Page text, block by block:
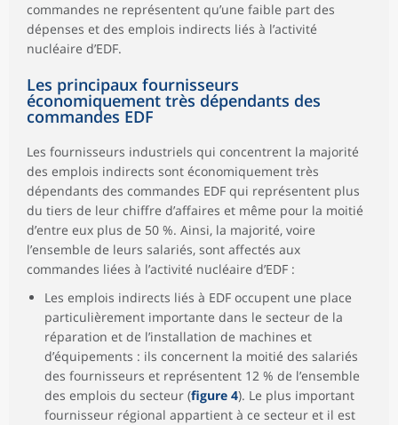
commandes ne représentent qu’une faible part des
dépenses et des emplois indirects liés à l’activité
nucléaire d’EDF.
Les principaux fournisseurs
économiquement très dépendants des
commandes EDF
Les fournisseurs industriels qui concentrent la majorité
des emplois indirects sont économiquement très
dépendants des commandes EDF qui représentent plus
du tiers de leur chiffre d’affaires et même pour la moitié
d’entre eux plus de 50 %. Ainsi, la majorité, voire
l’ensemble de leurs salariés, sont affectés aux
commandes liées à l’activité nucléaire d’EDF :
Les emplois indirects liés à EDF occupent une place
particulièrement importante dans le secteur de la
réparation et de l’installation de machines et
d’équipements : ils concernent la moitié des salariés
des fournisseurs et représentent 12 % de l’ensemble
des emplois du secteur (figure 4). Le plus important
fournisseur régional appartient à ce secteur et il est